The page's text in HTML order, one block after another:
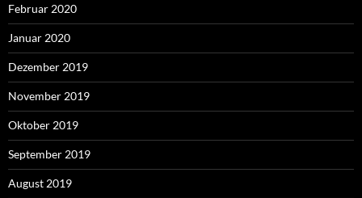
Februar 2020
Januar 2020
Dezember 2019
November 2019
Oktober 2019
September 2019
August 2019